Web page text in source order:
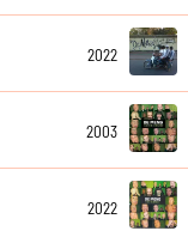
2022
2003
2022